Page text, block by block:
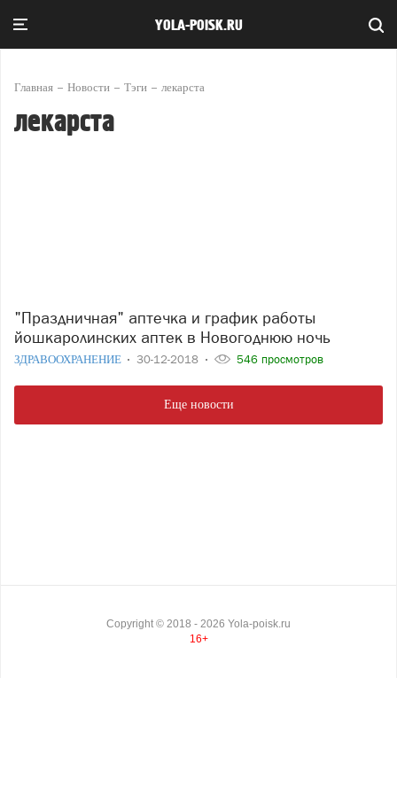
YOLA-POISK.RU
Главная Новости Тэги лекарста
лекарста
"Праздничная" аптечка и график работы
йошкаролинских аптек в Новогоднюю ночь
ЗДРАВООХРАНЕНИЕ 30-12-2018 546 просмотров
Еще новости
Copyright © 2018 - 2026 Yola-poisk.ru
16+